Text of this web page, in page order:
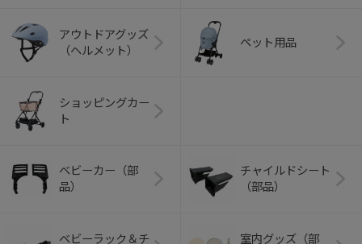
アウトドアグッズ
（ヘルメット）
ペット用品
ショッピングカー
ト
ベビーカー（部
品）
チャイルドシート
（部品）
ベビーラック＆チ
室内グッズ（部